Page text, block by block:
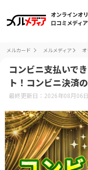
オンラインオ
口コミメディア
メルカード メルメディア
コンビニ支払いで
ト！コンビニ決済
最終更新日：2026年08月06日